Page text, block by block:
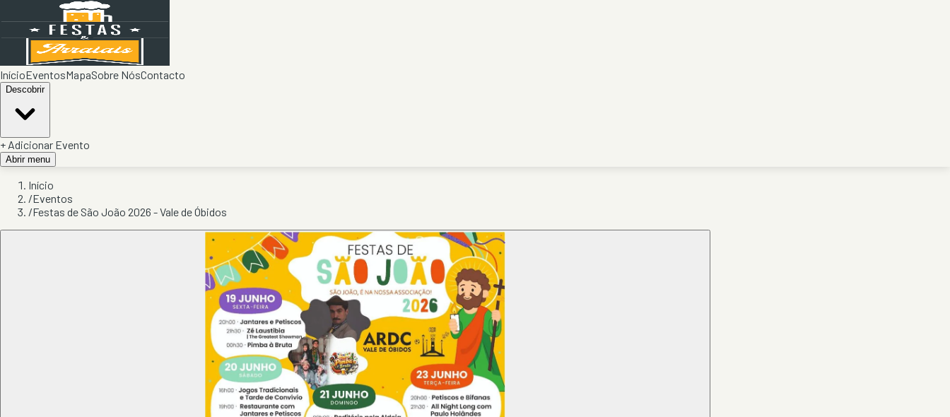
InícioEventosMapaSobre NósContacto
Descobrir
+ Adicionar Evento
Abrir menu
Início
/Eventos
/Festas de São João 2026 - Vale de Óbidos